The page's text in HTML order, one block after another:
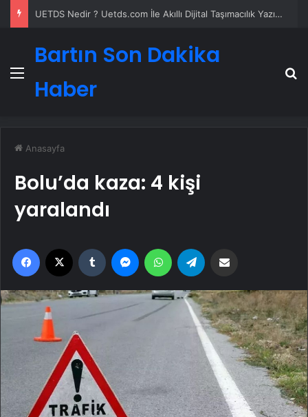
UETDS Nedir ? Uetds.com İle Akıllı Dijital Taşımacılık Yazılımı
Menü
Bartın Son Dakika
Haber
Anasayfa
Bolu’da kaza: 4 kişi
yaralandı
Facebook Tumblr MessengerWhatsApp